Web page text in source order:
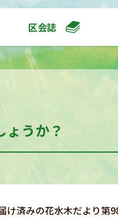
区会誌
うか？
け済みの花水木だより第